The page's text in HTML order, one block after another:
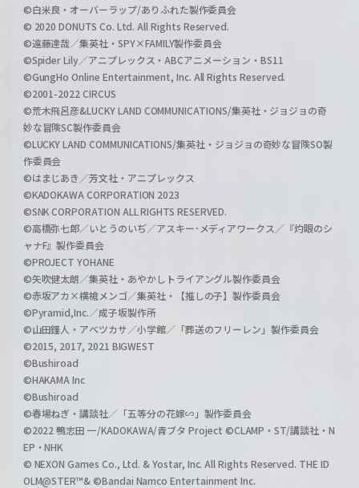
©白米良・オーバーラップ/ありふれた製作委員会
© 2020 DONUTS Co. Ltd. All Rights Reserved.
©遠藤達哉／集英社・SPY×FAMILY製作委員会
©Spider Lily／アニプレックス・ABCアニメーション・BS11
©GungHo Online Entertainment, Inc. All Rights Reserved.
©2001-2022 CIRCUS
©荒木飛呂彦&LUCKY LAND COMMUNICATIONS/集英社・ジョジョの奇
妙な冒険SC製作委員会
©LUCKY LAND COMMUNICATIONS/集英社・ジョジョの奇妙な冒険SO製
作委員会
©はまじあき／芳文社・アニプレックス
©KADOKAWA CORPORATION 2023
©SNK CORPORATION ALL RIGHTS RESERVED.
©高橋弥七郎／いとうのいぢ／アスキー･メディアワークス／『灼眼のシ
ャナF』製作委員会
©PROJECT YOHANE
©矢吹健太朗／集英社・あやかしトライアングル製作委員会
©赤坂アカ×横槍メンゴ／集英社・【推しの子】製作委員会
©Pyramid,Inc.／成子坂製作所
©山田鐘人・アベツカサ／小学館／「葬送のフリーレン」製作委員会
©2015, 2017, 2021 BIGWEST
©Bushiroad
©HAKAMA Inc
©Bushiroad
©春場ねぎ・講談社／「五等分の花嫁∽」製作委員会
©2022 鴨志田 一/KADOKAWA/青ブタ Project ©CLAMP・ST/講談社・N
EP・NHK
© NEXON Games Co., Ltd. & Yostar, Inc. All Rights Reserved. THE ID
OLM@STER™& ©Bandai Namco Entertainment Inc.